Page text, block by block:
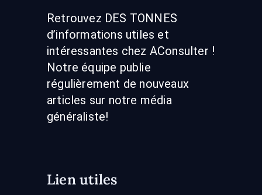
Retrouvez DES TONNES
d’informations utiles et
intéressantes chez AConsulter !
Notre équipe publie
régulièrement de nouveaux
articles sur notre média
généraliste!
Lien utiles